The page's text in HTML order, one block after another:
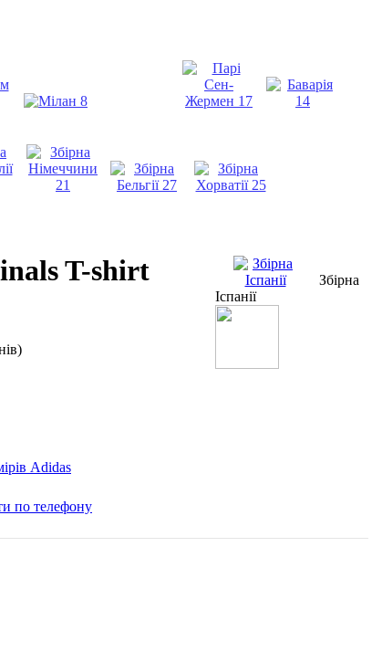
T-shirt
Збірна
Іспанії
Adidas
по телефону